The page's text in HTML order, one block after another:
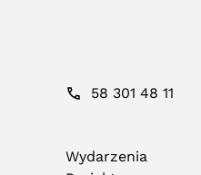
58 301 48 11
Wydarzenia